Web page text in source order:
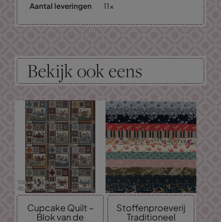
Aantal leveringen
11x
Bekijk ook eens
Cupcake Quilt –
Blok van de
Stoffenproeverij
Traditioneel